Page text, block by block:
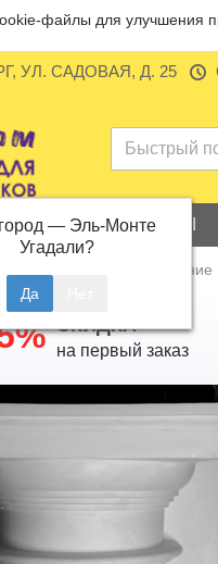
файлы для улучшения
УЛ. САДОВАЯ, Д. 25
— Эль-Монте
Угадали?
АКЦИИ БРЕНДЫ
пособия и оборудование
СКИДКА
на первый заказ